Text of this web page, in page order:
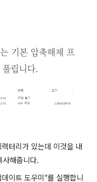
기본 압축해제 프
립니다.
터리가 있는데 이것을 내
해줍니다.
이트 도우미"를 실행합니